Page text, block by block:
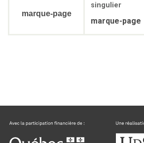
marque-page
singulier
marque-page